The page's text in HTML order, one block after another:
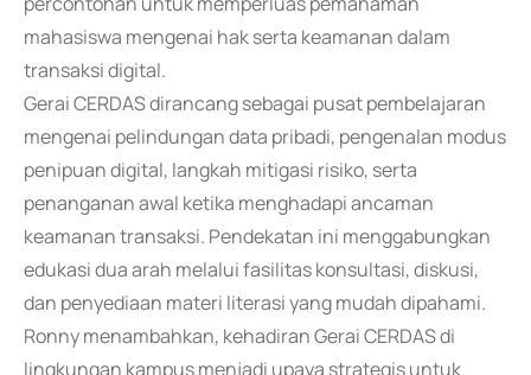
mahasiswa mengenai hak serta keamanan dalam
transaksi digital.
Gerai CERDAS dirancang sebagai pusat pembelajaran
mengenai pelindungan data pribadi, pengenalan modus
penipuan digital, langkah mitigasi risiko, serta
penanganan awal ketika menghadapi ancaman
keamanan transaksi. Pendekatan ini menggabungkan
edukasi dua arah melalui fasilitas konsultasi, diskusi,
dan penyediaan materi literasi yang mudah dipahami.
Ronny menambahkan, kehadiran Gerai CERDAS di
lingkungan kampus menjadi upaya strategis untuk